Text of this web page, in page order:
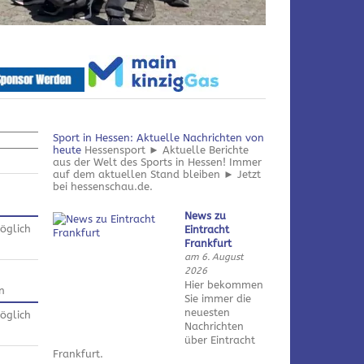
Sport in Hessen: Aktuelle Nachrichten von
heute Hessensport ► Aktuelle Berichte
aus der Welt des Sports in Hessen! Immer
auf dem aktuellen Stand bleiben ► Jetzt
bei hessenschau.de.
News zu
Eintracht
Frankfurt
am 6. August
2026
Hier bekommen
Sie immer die
neuesten
Nachrichten
über Eintracht
Frankfurt.